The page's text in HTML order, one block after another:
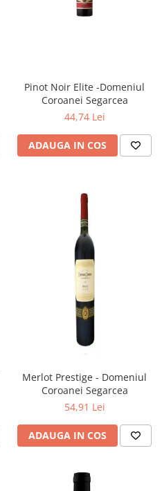
Pinot Noir Elite -Domeniul
Coroanei Segarcea
44,74 Lei
ADAUGA IN COS
Merlot Prestige - Domeniul
Coroanei Segarcea
54,91 Lei
ADAUGA IN COS